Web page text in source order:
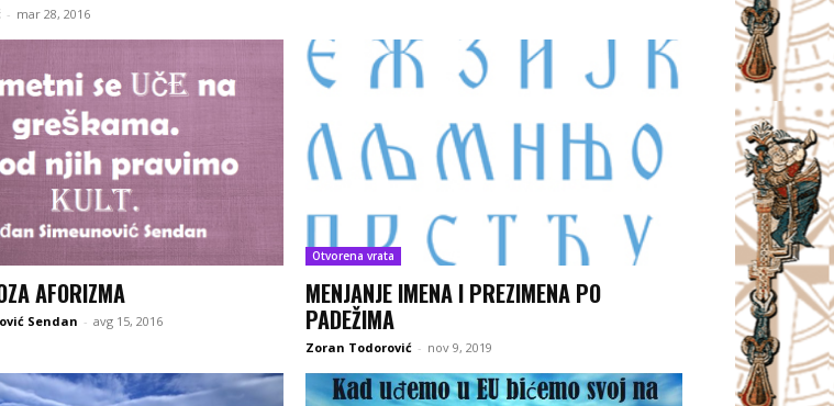
- mar 28, 2016
AFORIZMA
Sendan - avg 15, 2016
Otvorena vrata
MENJANJE IMENA I PREZIMENA PO
PADEŽIMA
Zoran Todorović - nov 9, 2019